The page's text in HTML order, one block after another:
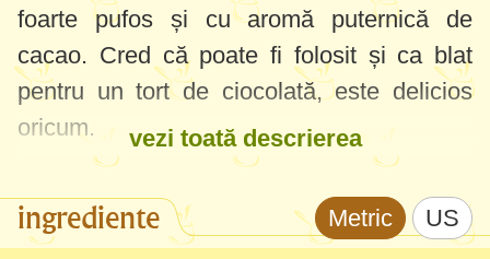
foarte pufos și cu aromă puternică de
cacao. Cred că poate fi folosit și ca blat
pentru un tort de ciocolată, este delicios
oricum.
vezi toată descrierea
ingrediente Metric US